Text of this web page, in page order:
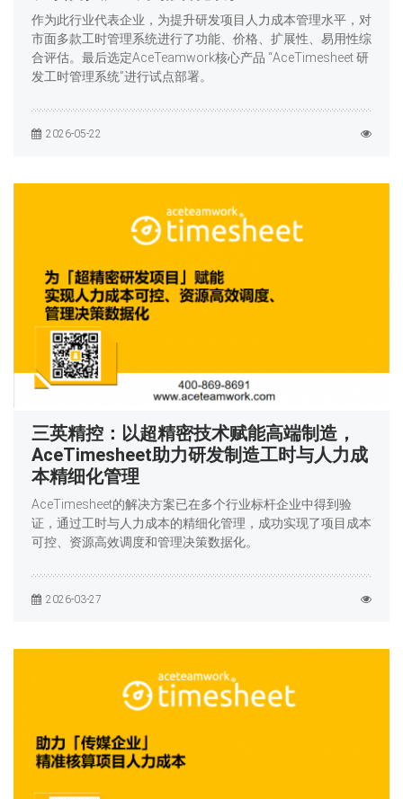
作为此行业代表企业，为提升研发项目人力成本管理水平，对
市面多款工时管理系统进行了功能、价格、扩展性、易用性综
合评估。最后选定AceTeamwork核心产品 “AceTimesheet 研
发工时管理系统”进行试点部署。
2026-05-22
三英精控：以超精密技术赋能高端制造，
AceTimesheet助力研发制造工时与人力成
本精细化管理
AceTimesheet的解决方案已在多个行业标杆企业中得到验
证，通过工时与人力成本的精细化管理，成功实现了项目成本
可控、资源高效调度和管理决策数据化。
2026-03-27